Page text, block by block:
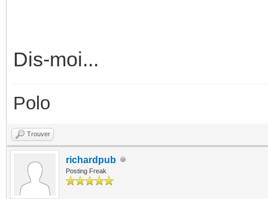
Dis-moi...
Polo
Trouver
richardpub
Posting Freak